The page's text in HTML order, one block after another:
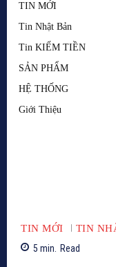
TIN MỚI
Tin Nhật Bản
Tin KIẾM TIỀN
SẢN PHẨM
HỆ THỐNG
Giới Thiệu